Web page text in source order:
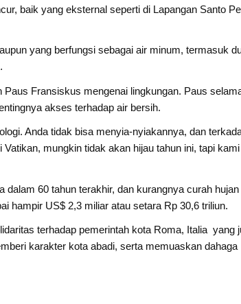
baik yang eksternal seperti di Lapangan Santo
yang berfungsi sebagai air minum, termasuk
Fransiskus mengenai lingkungan. Paus
akses terhadap air bersih.
Anda tidak bisa menyia-nyiakannya, dan
mungkin tidak akan hijau tahun ini, tapi kami
60 tahun terakhir, dan kurangnya curah hujan
hampir US$ 2,3 miliar atau setara Rp 30,6 triliun.
terhadap pemerintah kota Roma, Italia yang
karakter kota abadi, serta memuaskan dahaga